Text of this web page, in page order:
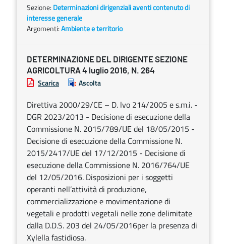
Sezione: Determinazioni dirigenziali aventi contenuto di
interesse generale
Argomenti:Ambiente e territorio
DETERMINAZIONE DEL DIRIGENTE SEZIONE
AGRICOLTURA 4 luglio 2016, N. 264
Scarica Ascolta
Direttiva 2000/29/CE – D. lvo 214/2005 e s.m.i. -
DGR 2023/2013 - Decisione di esecuzione della
Commissione N. 2015/789/UE del 18/05/2015 -
Decisione di esecuzione della Commissione N.
2015/2417/UE del 17/12/2015 - Decisione di
esecuzione della Commissione N. 2016/764/UE
del 12/05/2016. Disposizioni per i soggetti
operanti nell’attività di produzione,
commercializzazione e movimentazione di
vegetali e prodotti vegetali nelle zone delimitate
dalla D.D.S. 203 del 24/05/2016per la presenza di
Xylella fastidiosa.